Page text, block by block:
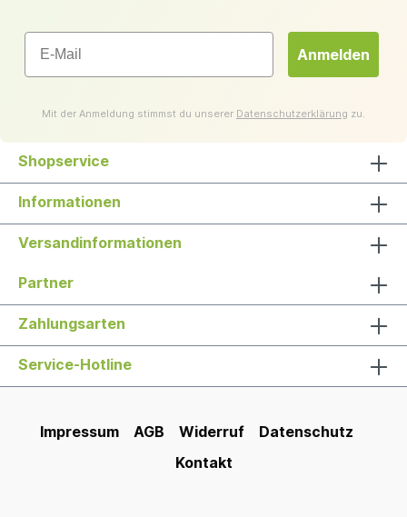
Email
Anmelden
Mit der Anmeldung stimmst du unserer Datenschutzerklärung zu.
Shopservice
Informationen
Versandinformationen
Partner
Zahlungsarten
Service-Hotline
Impressum AGB Widerruf
Datenschutz
Kontakt